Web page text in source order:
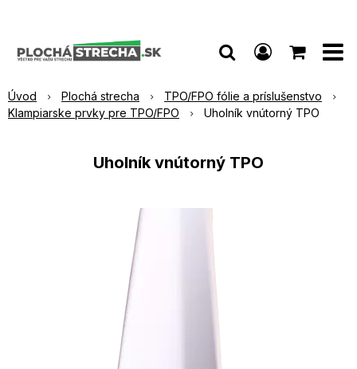
Úvod Plochá strecha
TPO/FPO fólie a príslušenstvo
Klampiarske prvky pre TPO/FPO
Uholník vnútorný TPO
Uholník vnútorný TPO